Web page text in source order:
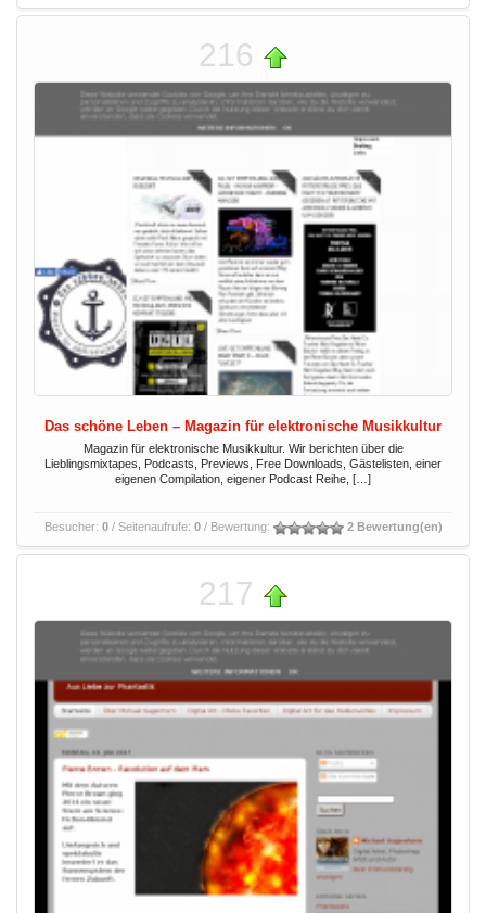
216
Das schöne Leben – Magazin für elektronische Musikkultur
Magazin für elektronische Musikkultur. Wir berichten über die
Lieblingsmixtapes, Podcasts, Previews, Free Downloads, Gästelisten, einer
eigenen Compilation, eigener Podcast Reihe, […]
Besucher: 0/ Seitenaufrufe: 0/ Bewertung: 2 Bewertung(en)
217